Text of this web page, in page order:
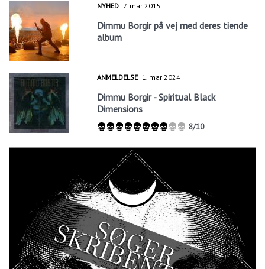
NYHED 7. mar 2015
Dimmu Borgir på vej med deres tiende
album
ANMELDELSE 1. mar 2024
Dimmu Borgir - Spiritual Black
Dimensions
8/10